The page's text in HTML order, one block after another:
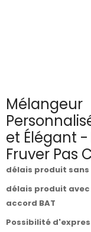
Mélangeur
et Élégant
Fruver Pas
délais produit sans
délais produit avec
accord BAT
Possibilité